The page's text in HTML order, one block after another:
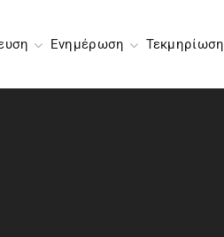
Ενημέρωση Τεκμηρίωση